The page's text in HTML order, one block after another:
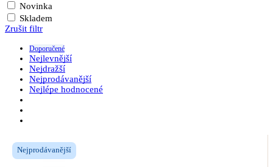
Novinka
Skladem
Zrušit filtr
Doporučené
Nejlevnější
Nejdražší
Nejprodávanější
Nejlépe hodnocené
Nejprodávanější